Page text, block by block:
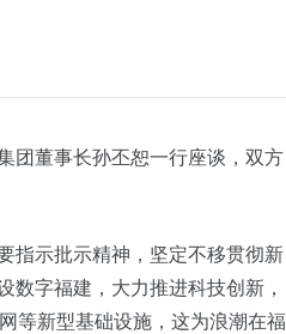
团董事长孙丕恕一行座谈，双方
指示批示精神，坚定不移贯彻新
字福建，大力推进科技创新，
等新型基础设施，这为浪潮在福